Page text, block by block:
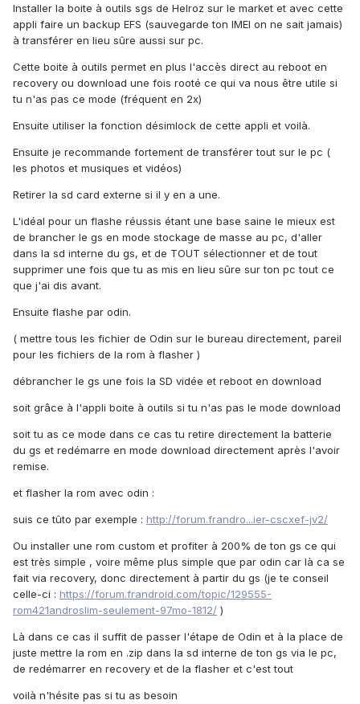
Installer la boite à outils sgs de Helroz sur le market et avec cette
appli faire un backup EFS (sauvegarde ton IMEI on ne sait jamais)
à transférer en lieu sûre aussi sur pc.
Cette boite à outils permet en plus l'accès direct au reboot en
recovery ou download une fois rooté ce qui va nous être utile si
tu n'as pas ce mode (fréquent en 2x)
Ensuite utiliser la fonction désimlock de cette appli et voilà.
Ensuite je recommande fortement de transférer tout sur le pc (
les photos et musiques et vidéos)
Retirer la sd card externe si il y en a une.
L'idéal pour un flashe réussis étant une base saine le mieux est
de brancher le gs en mode stockage de masse au pc, d'aller
dans la sd interne du gs, et de TOUT sélectionner et de tout
supprimer une fois que tu as mis en lieu sûre sur ton pc tout ce
que j'ai dis avant.
Ensuite flashe par odin.
( mettre tous les fichier de Odin sur le bureau directement, pareil
pour les fichiers de la rom à flasher )
débrancher le gs une fois la SD vidée et reboot en download
soit grâce à l'appli boite à outils si tu n'as pas le mode download
soit tu as ce mode dans ce cas tu retire directement la batterie
du gs et redémarre en mode download directement après l'avoir
remise.
et flasher la rom avec odin :
suis ce tûto par exemple : http://forum.frandro...ier-cscxef-jv2/
Ou installer une rom custom et profiter à 200% de ton gs ce qui
est très simple , voire même plus simple que par odin car là ca se
fait via recovery, donc directement à partir du gs (je te conseil
celle-ci : https://forum.frandroid.com/topic/129555-
rom421androslim-seulement-97mo-1812/ )
Là dans ce cas il suffit de passer l'étape de Odin et à la place de
juste mettre la rom en .zip dans la sd interne de ton gs via le pc,
de redémarrer en recovery et de la flasher et c'est tout
voilà n'hésite pas si tu as besoin